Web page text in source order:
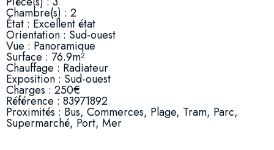
Chambre(s) : 2
État : Excellent état
Orientation : Sud-ouest
Vue : Panoramique
Surface : 76.9m²
Chauffage : Radiateur
Exposition : Sud-ouest
Charges : 250€
Référence : 83971892
Proximités : Bus, Commerces, Plage, Tram, Parc,
Supermarché, Port, Mer